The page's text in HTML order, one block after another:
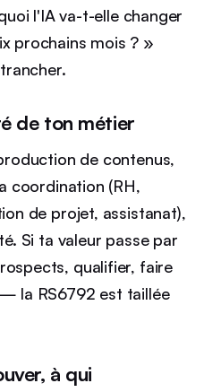
l'IA va-t-elle changer
prochains mois ? »
de ton métier
de contenus,
coordination (RH,
de projet, assistanat),
Si ta valeur passe par
qualifier, faire
la RS6792 est taillée
à qui